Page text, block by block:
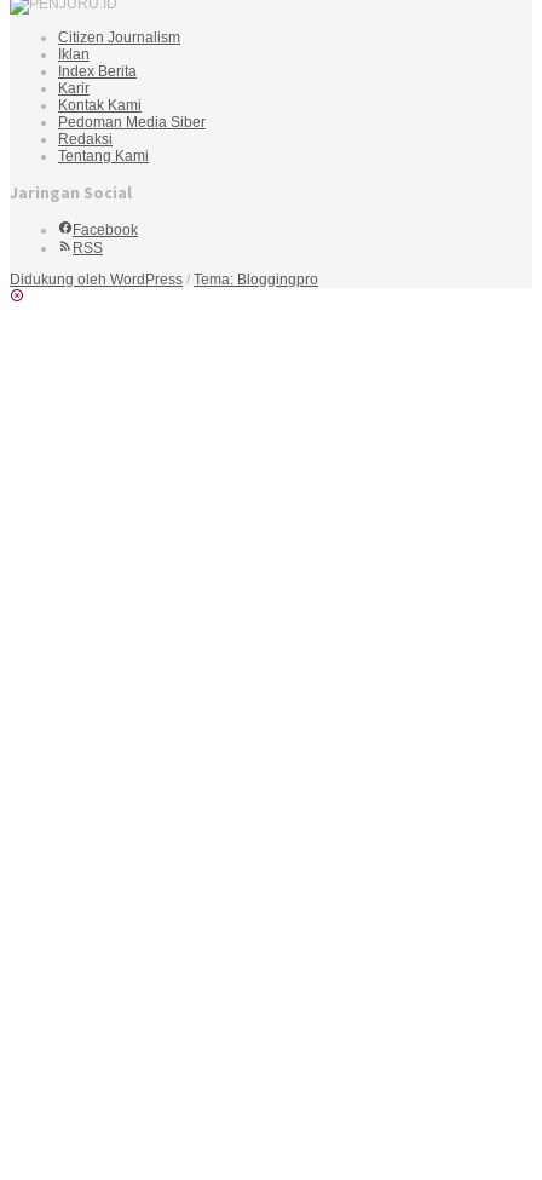
Citizen Journalism
Iklan
Index Berita
Karir
Kontak Kami
Pedoman Media Siber
Redaksi
Tentang Kami
Jaringan Social
Facebook
RSS
Didukung oleh WordPress / Tema: Bloggingpro